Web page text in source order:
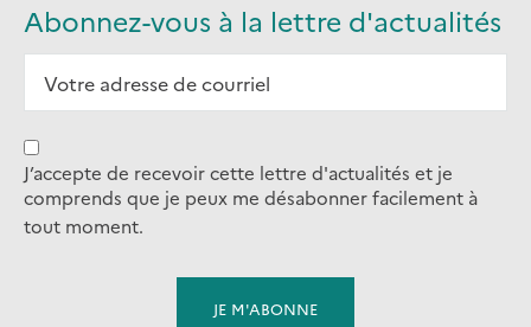
Abonnez-vous à la lettre d'actualités
J’accepte de recevoir cette lettre d'actualités et je
comprends que je peux me désabonner facilement à
tout moment.